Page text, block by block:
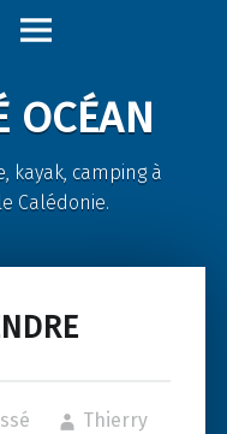
OCÉAN
kayak, camping à
Calédonie.
Thierry